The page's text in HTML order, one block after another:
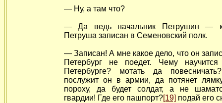
— Ну, а там что?
— Да ведь начальник Петрушин —
Петруша записан в Семеновский полк.
— Записан! А мне какое дело, что он
Петербург не поедет. Чему
Петербурге? мотать да
послужит он в армии, да потянет
пороху, да будет солдат, а не
гвардии! Где его пашпорт?[19] подай его